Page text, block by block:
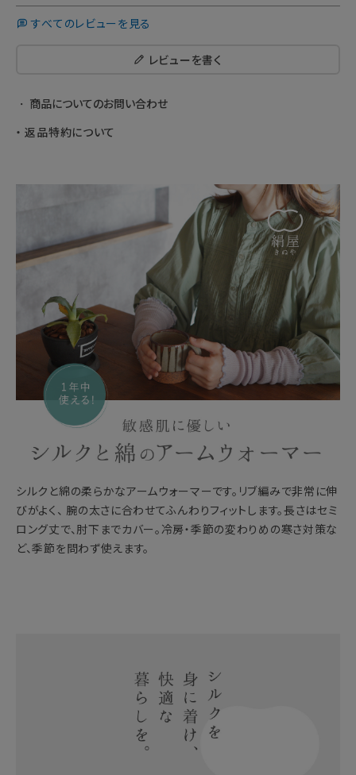
すべてのレビューを見る
レビューを書く
商品についてのお問い合わせ
返品特約について
シルクと綿の柔らかなアームウォーマーです。リブ編みで非常に伸
びがよく、 腕の太さに合わせてふんわりフィットします。長さはセミ
ロング丈で、肘下までカバー。冷房・季節の変わりめの寒さ対策な
ど、季節を問わず使えます。